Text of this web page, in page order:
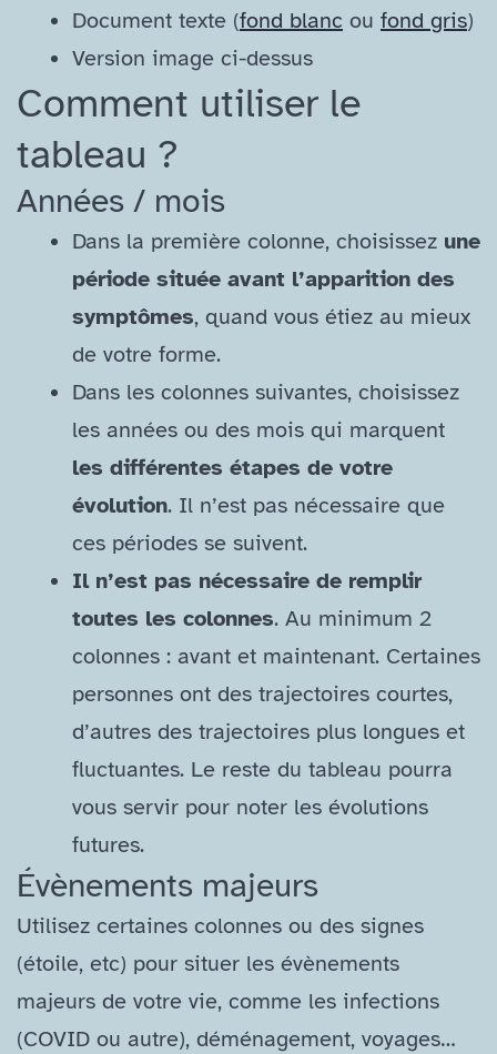
Document texte (fond blanc ou fond gris)
Version image ci-dessus
Comment utiliser le
tableau ?
Années /​ mois
Dans la première colonne, choisissez une
période située avant l’apparition des
symptômes, quand vous étiez au mieux
de votre forme.
Dans les colonnes suivantes, choisissez
les années ou des mois qui marquent
les différentes étapes de votre
évolution. Il n’est pas nécessaire que
ces périodes se suivent.
Il n’est pas nécessaire de remplir
toutes les colonnes. Au minimum 2
colonnes : avant et maintenant. Certaines
personnes ont des trajectoires courtes,
d’autres des trajectoires plus longues et
fluctuantes. Le reste du tableau pourra
vous servir pour noter les évolutions
futures.
Évènements majeurs
Utilisez certaines colonnes ou des signes
(étoile, etc) pour situer les évènements
majeurs de votre vie, comme les infections
(COVID ou autre), déménagement, voyages…